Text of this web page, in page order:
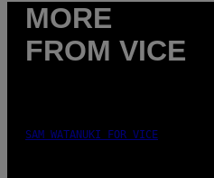
MORE
FROM VICE
SAM WATANUKI FOR VICE